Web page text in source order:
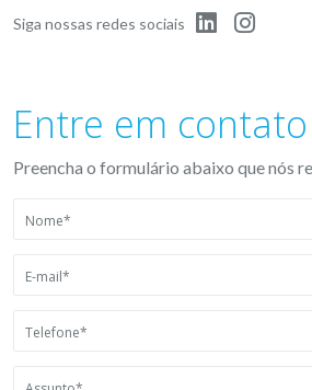
Siga nossas redes sociais
Entre em
Preencha o formulário abaixo que nós